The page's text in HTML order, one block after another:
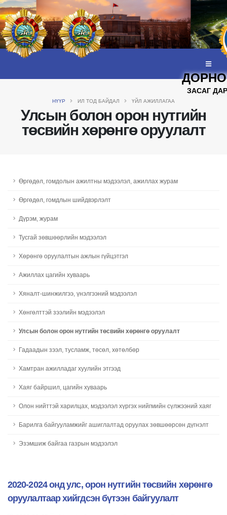
ЗАСАГ
НҮҮР ИЛ ТОД БАЙДАЛ ҮЙЛ АЖИЛЛАГАА
Улсын болон орон нутгийн
төсвийн хөрөнгө оруулалт
Өргөдөл, гомдолын ажилтны мэдээлэл, ажиллах журам
Өргөдөл, гомдлын шийдвэрлэлт
Дүрэм, журам
Тусгай зөвшөөрлийн мэдээлэл
Хөрөнгө оруулалтын ажлын гүйцэтгэл
Ажиллах цагийн хуваарь
Хяналт-шинжилгээ, үнэлгээний мэдээлэл
Хөнгөлттэй зээлийн мэдээлэл
Улсын болон орон нутгийн төсвийн хөрөнгө оруулалт
Гадаадын зээл, тусламж, төсөл, хөтөлбөр
Хамтран ажилладаг хуулийн этгээд
Хаяг байршил, цагийн хуваарь
Олон нийттэй харилцах, мэдээлэл хүргэх нийгмийн сүлжээний хаяг
Барилга байгууламжийг ашиглалтад оруулах зөвшөөрсөн дүгнэлт
Эзэмшиж байгаа газрын мэдээлэл
2020-2024 онд улс, орон нутгийн төсвийн хөрөнгө
оруулалтаар хийгдсэн бүтээн байгуулалт